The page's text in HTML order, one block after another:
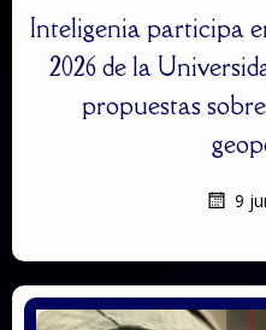
Inteligenia participa
2026 de la
propuestas
9